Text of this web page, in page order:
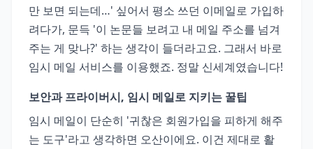
만 보면 되는데…' 싶어서 평소 쓰던 이메일로 가입하
려다가, 문득 '이 논문들 보려고 내 메일 주소를 넘겨
주는 게 맞나?' 하는 생각이 들더라고요. 그래서 바로
임시 메일 서비스를 이용했죠. 정말 신세계였습니다!
보안과 프라이버시, 임시 메일로 지키는 꿀팁
임시 메일이 단순히 '귀찮은 회원가입을 피하게 해주
는 도구'라고 생각하면 오산이에요. 이건 제대로 활